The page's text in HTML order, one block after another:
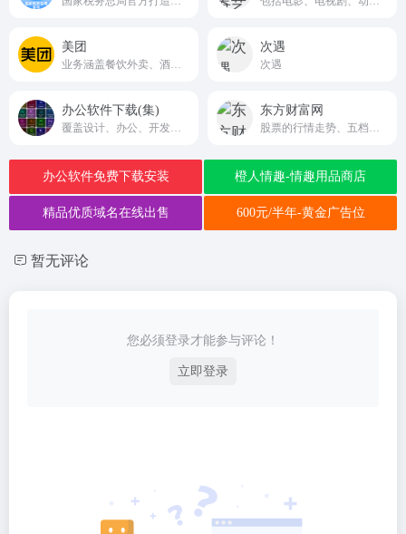
美团 次遇
次遇
办公软件下载(集) 东方财富网
办公软件免费下载安装 橙人情趣-情趣用品商店
精品优质域名在线出售 600元/半年-黄金广告位
暂无评论
您必须登录才能参与评论！
立即登录